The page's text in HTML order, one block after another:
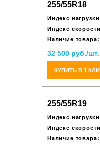
255/55R18
Индекс нагрузки:
Индекс
Наличие товара:
32 500 руб./шт.
КУПИТЬ В 1
255/55R19
Индекс нагрузки:
Индекс
Наличие товара: